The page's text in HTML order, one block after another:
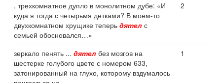
, трехкомнатное дупло в монолитном дубе: «И
куда я тогда с четырьмя детками? В моем-то
двухкомнатном хрущике теперь дятел с
семьей обосновался…»
2
зеркало пенять ... дятел без мозгов на
шестерке голубого цвете с номером 633,
затонированный на глухо, которому вздумалось
1